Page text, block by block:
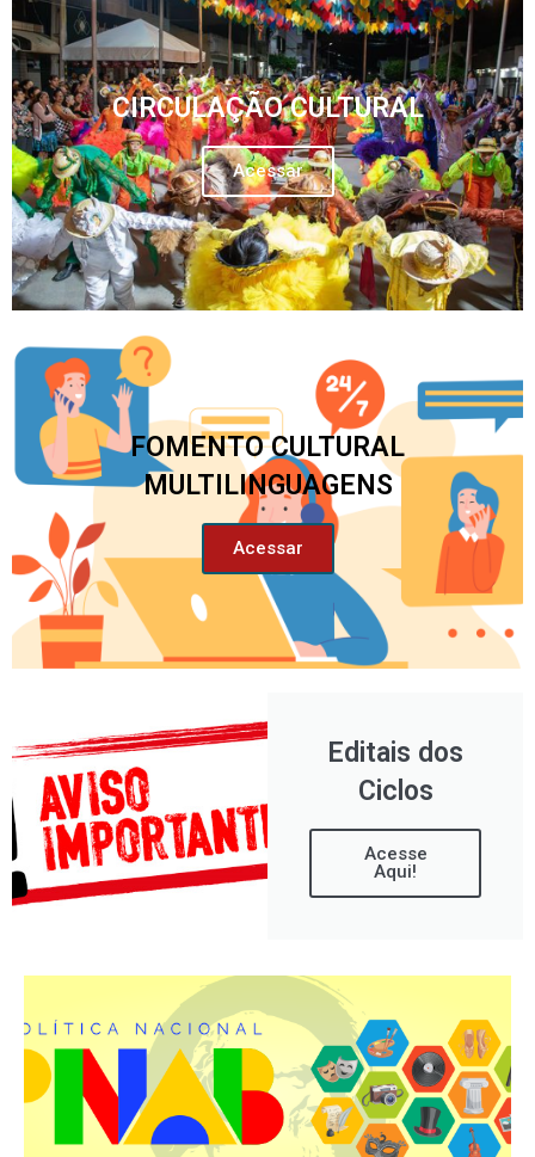
CIRCULAÇÃO CULTURAL
Acessar
FOMENTO CULTURAL
MULTILINGUAGENS
Acessar
Editais dos
Ciclos
Acesse
Aqui!